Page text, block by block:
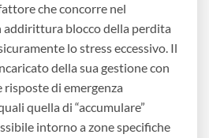
che concorre nel
addirittura blocco della perdita
lo stress eccessivo. Il
della sua gestione con
risposte di emergenza
quella di “accumulare”
intorno a zone specifiche